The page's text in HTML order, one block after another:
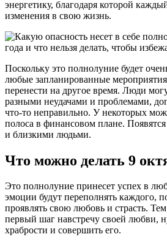
энергетику, благодаря которой
изменения в свою жизнь.
Поскольку это полнолуние будет
любые запланированные
перенести на другое время. Люди
разными неудачами и проблемами,
что-то неправильно. У некоторых
полоса в финансовом плане.
и близкими людьми.
Что можно делать 9
Это полнолуние принесет успех в
эмоции будут переполнять каждого,
проявлять свою любовь и страсть.
первый шаг навстречу своей любви,
храбрости и совершить его.